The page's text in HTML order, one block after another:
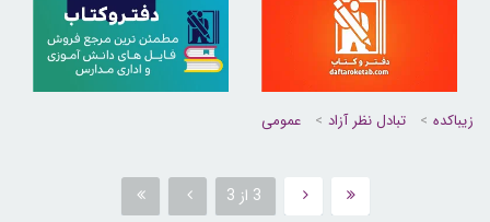
زیباکده تبادل نظر آزاد عمومی
3 از 3